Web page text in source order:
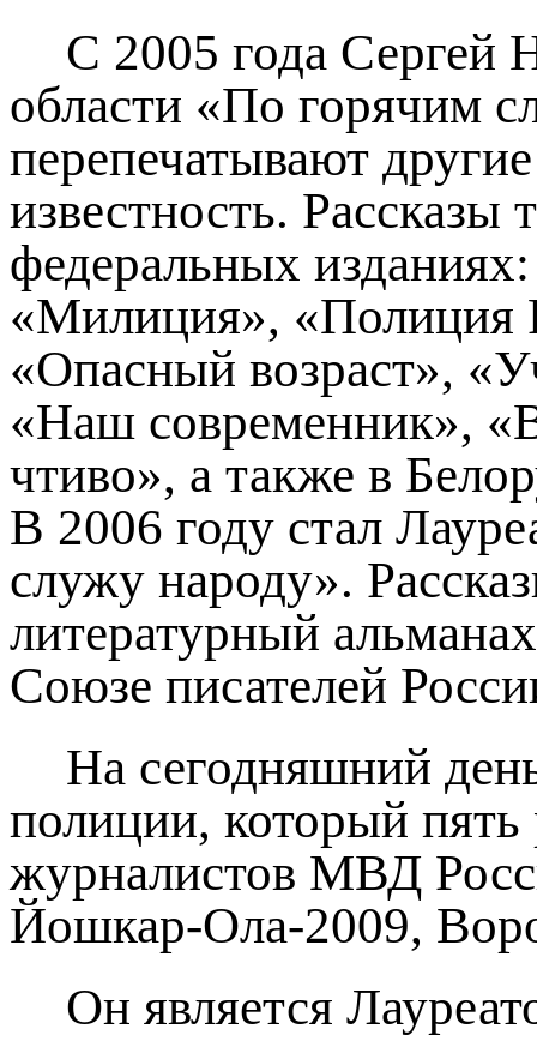
С 2005 года Сергей
области «По горячим
перепечатывают
известность. Рассказы
федеральных
«Милиция», «Полиция
«Опасный возраст»,
«Наш современник»,
чтиво», а также в
В 2006 году стал
служу народу».
литературный
Союзе писателей
На сегодняшний
полиции, который
журналистов МВД
Йошкар-Ола-2009,
Он является